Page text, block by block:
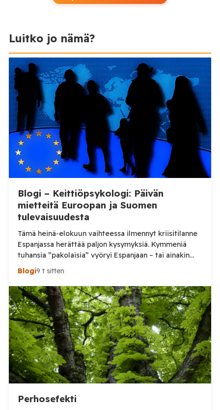
Luitko jo nämä?
Blogi – Keittiöpsykologi: Päivän
mietteitä Euroopan ja Suomen
tulevaisuudesta
Tämä heinä-elokuun vaihteessa ilmennyt kriisitilanne
Espanjassa herättää paljon kysymyksiä. Kymmeniä
tuhansia ”pakolaisia” vyöryi Espanjaan – tai ainakin
tuhansia, kun en aivan tarkkaa tilannetta tiedä.
Viimeisin tieto, jonka näin oli perjantai-illalta
somepäivityksessä n. 60 000, eli aivan järjetön määrä.
Tämä voi olla yläkanttiin, mutta kuitenkin todella
suuri määrä. (Tosin tilanne on jo ilmeisimmin ohi,
mutta koskaan […]
Blogi9 t sitten
Perhosefekti